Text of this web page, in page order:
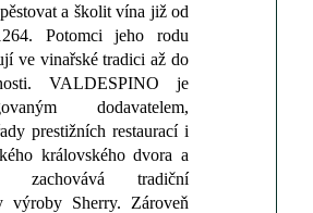
a školit vína již od
Potomci jeho rodu
ve vinařské tradici až do
VALDESPINO je
dodavatelem,
prestižních restaurací i
královského dvora a
zachovává tradiční
výroby Sherry. Zároveň